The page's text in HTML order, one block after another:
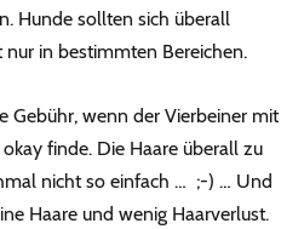
Hunde sollten sich überall
in bestimmten Bereichen.
Gebühr, wenn der Vierbeiner mit
finde. Die Haare überall zu
nicht so einfach … ;-) … Und
Haare und wenig Haarverlust.